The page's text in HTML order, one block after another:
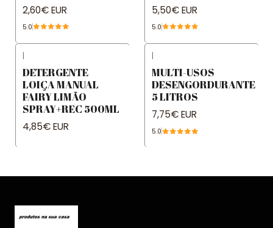
2,60€ EUR
5.0
5,50€ EUR
5.0
|
DETERGENTE
LOIÇA MANUAL
FAIRY LIMÃO
SPRAY+REC 500ML
4,85€ EUR
|
MULTI-USOS
DESENGORDURANTE
5 LITROS
7,75€ EUR
5.0